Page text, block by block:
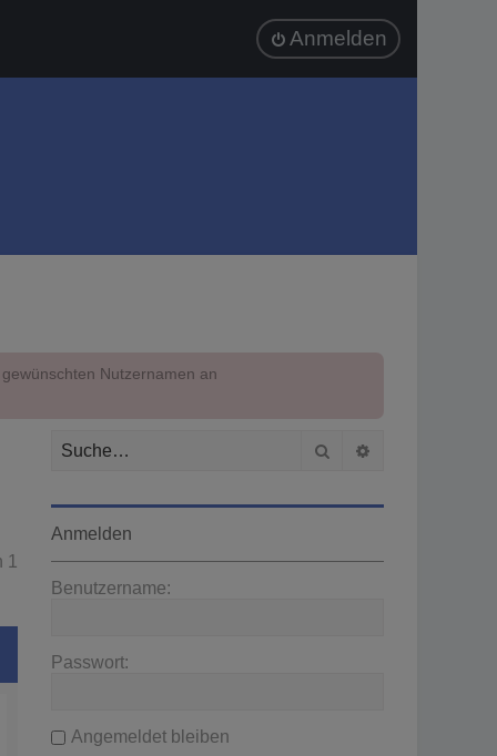
Anmelden
Nutzernamen an
1
Suche
Anmelden
Benutzername:
Passwort:
Angemeldet bleiben